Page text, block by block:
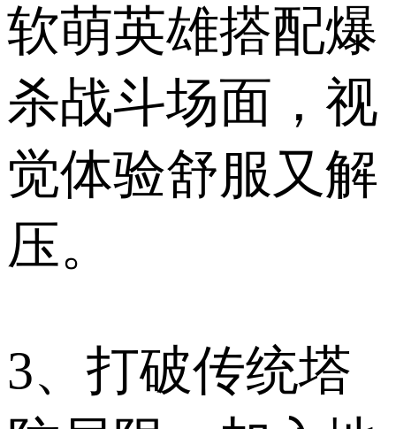
软萌英雄搭配爆
杀战斗场面，视
觉体验舒服又解
压。
3、打破传统塔